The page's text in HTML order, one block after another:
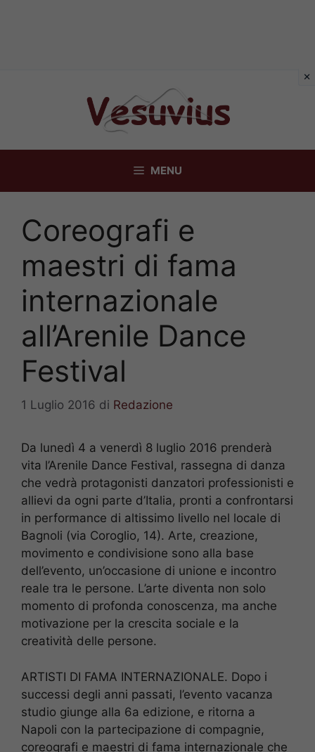
MENU
Coreografi e
maestri di fama
internazionale
all’Arenile Dance
Festival
1 Luglio 2016 di Redazione
Da lunedì 4 a venerdì 8 luglio 2016 prenderà
vita l’Arenile Dance Festival, rassegna di danza
che vedrà protagonisti danzatori professionisti e
allievi da ogni parte d’Italia, pronti a confrontarsi
in performance di altissimo livello nel locale di
Bagnoli (via Coroglio, 14). Arte, creazione,
movimento e condivisione sono alla base
dell’evento, un’occasione di unione e incontro
reale tra le persone. L’arte diventa non solo
momento di profonda conoscenza, ma anche
motivazione per la crescita sociale e la
creatività delle persone.
ARTISTI DI FAMA INTERNAZIONALE. Dopo i
successi degli anni passati, l’evento vacanza
studio giunge alla 6a edizione, e ritorna a
Napoli con la partecipazione di compagnie,
coreografi e maestri di fama internazionale che